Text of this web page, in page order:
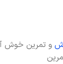
و تمرین خوش